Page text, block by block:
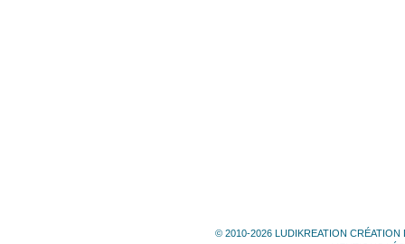
© 2010-2026 LUDIKREATION CRÉATION